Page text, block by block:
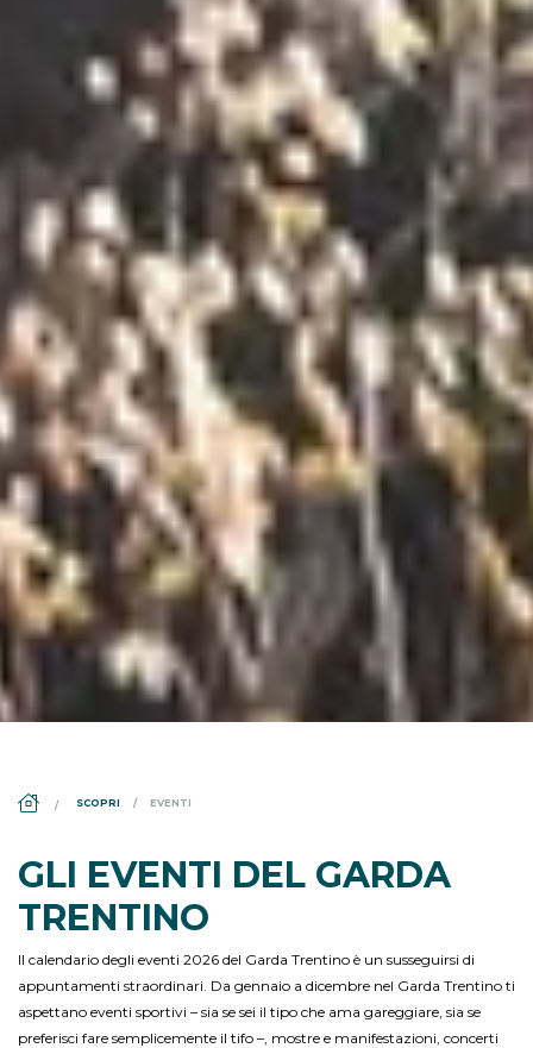
SCOPRI EVENTI
GLI EVENTI DEL GARDA
TRENTINO
Il calendario degli eventi 2026 del Garda Trentino è un susseguirsi di
appuntamenti straordinari. Da gennaio a dicembre nel Garda Trentino ti
aspettano eventi sportivi – sia se sei il tipo che ama gareggiare, sia se
preferisci fare semplicemente il tifo –, mostre e manifestazioni, concerti